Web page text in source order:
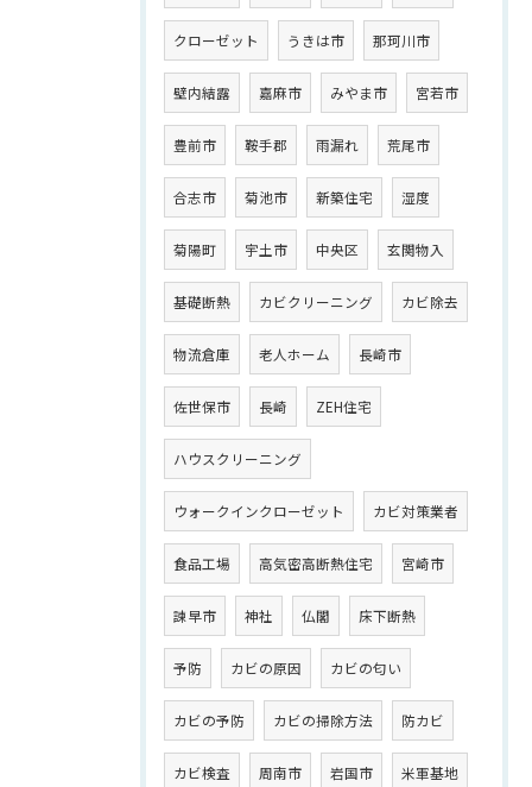
クローゼット うきは市 那珂川市
壁内結露 嘉麻市 みやま市 宮若市
豊前市 鞍手郡 雨漏れ 荒尾市
合志市 菊池市 新築住宅 湿度
菊陽町 宇土市 中央区 玄関物入
基礎断熱 カビクリーニング カビ除去
物流倉庫 老人ホーム 長崎市
佐世保市 長崎 ZEH住宅
ハウスクリーニング
ウォークインクローゼット カビ対策業者
食品工場 高気密高断熱住宅 宮崎市
諫早市 神社 仏閣 床下断熱
予防 カビの原因 カビの匂い
カビの予防 カビの掃除方法 防カビ
カビ検査 周南市 岩国市 米軍基地